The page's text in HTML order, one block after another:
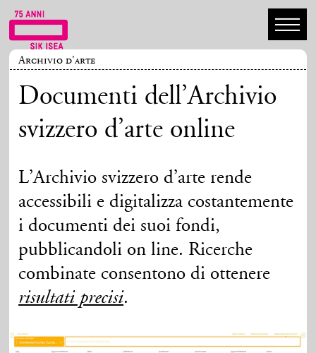
Archivio d'arte
Documenti dell’Archivio
svizzero d’arte online
L’Archivio svizzero d’arte rende
accessibili e digitalizza costantemente
i documenti dei suoi fondi,
pubblicandoli on line. Ricerche
combinate consentono di ottenere
risultati precisi.